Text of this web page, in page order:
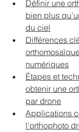
Définir une
bien plus
du ciel
Différences
numériques
Étapes et
obtenir une
par drone
Applications
l’orthophoto